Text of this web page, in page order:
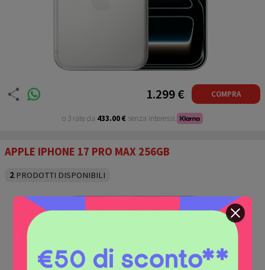
1.299 € COMPRA
o 3 rate da 433.00 €senza interessi.
APPLE IPHONE 17 PRO MAX 256GB
2 PRODOTTI DISPONIBILI